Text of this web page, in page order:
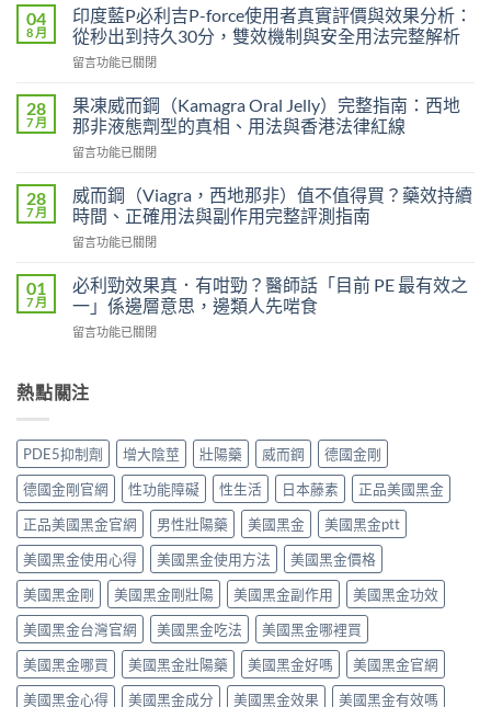
度
艾
力
達
效
片
（Levifil
Super
效
果
持
多
久？〉
中
04
8 月
印度藍P必利吉P-force使用者真實評價與效果分析：
從秒出到持久30分，雙效機制與安全用法完整解析
在
度
藍
P
必
吉
P-
force
使
者
真
評
效
析：
從
秒
出
到
持
久
30
分，
雙
效
機
制
與
留言功能已關閉
28
7 月
果凍威而鋼（Kamagra Oral Jelly）完整指南：西地
那非液態劑型的真相、用法與香港法律紅線
在
凍
威
而
鋼
Oral
Jelly）
整
西
非
液
態
劑
型
的
真
相、
用
法
與
香
港
法
留言功能已關閉
28
7 月
威而鋼（Viagra，西地那非）值不值得買？藥效持續
時間、正確用法與副作用完整評測指南
在
而
鋼
（Viagra，
西
非）
值
得
買？
藥
效
持
續
時
間、
正
確
用
法
與
留言功能已關閉
01
7 月
必利勁效果真．有咁勁？醫師話「目前 PE 最有效之
一」係邊層意思，邊類人先啱食
在
勁
效
真．
有
咁
勁？
醫
師
話
「目
前
PE
最
有
效
之
一」
留言功能已關閉
熱點關注
PDE5抑制劑 增大陰莖 壯陽藥 威而鋼
德國金剛
德國金剛官網
性功能障礙 性生活 日本藤素
正品美國黑金
正品美國黑金官網
男性壯陽藥 美國黑金
美國黑金ptt
美國黑金使用心得
美國黑金使用方法
美國黑金價格
美國黑金剛
美國黑金剛壯陽 美國黑金副作用
美國黑金功效
美國黑金台灣官網
美國黑金吃法
美國黑金哪裡買
美國黑金哪買
美國黑金壯陽藥 美國黑金好嗎
美國黑金官網
美國黑金心得
美國黑金成分 美國黑金效果 美國黑金有效嗎